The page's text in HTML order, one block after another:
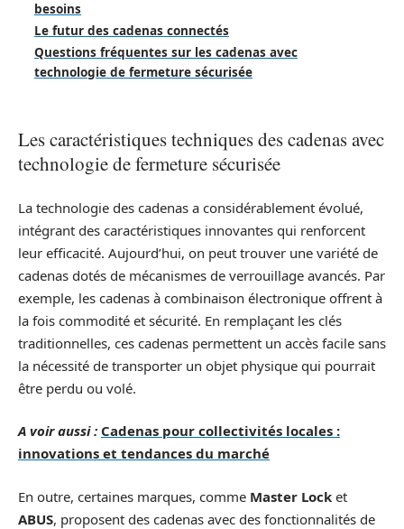
besoins
Le futur des cadenas connectés
Questions fréquentes sur les cadenas avec
technologie de fermeture sécurisée
Les caractéristiques techniques des cadenas avec
technologie de fermeture sécurisée
La technologie des cadenas a considérablement évolué,
intégrant des caractéristiques innovantes qui renforcent
leur efficacité. Aujourd’hui, on peut trouver une variété de
cadenas dotés de mécanismes de verrouillage avancés. Par
exemple, les cadenas à combinaison électronique offrent à
la fois commodité et sécurité. En remplaçant les clés
traditionnelles, ces cadenas permettent un accès facile sans
la nécessité de transporter un objet physique qui pourrait
être perdu ou volé.
A voir aussi : Cadenas pour collectivités locales :
innovations et tendances du marché
En outre, certaines marques, comme Master Lock et
ABUS, proposent des cadenas avec des fonctionnalités de